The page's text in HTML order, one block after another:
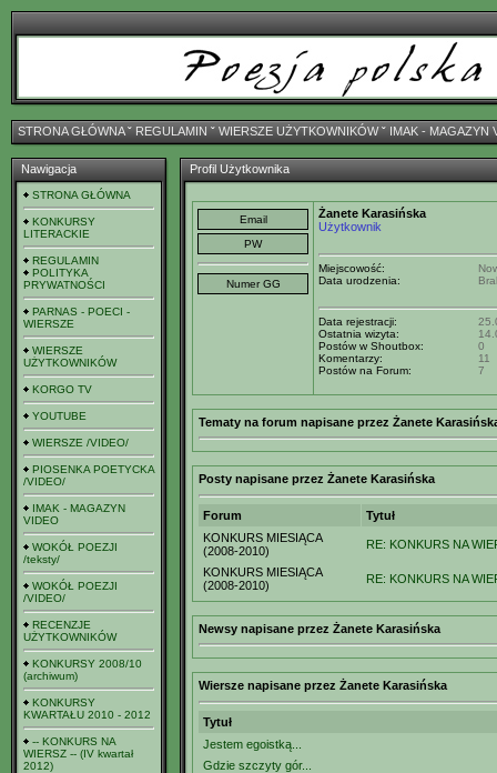
STRONA GŁÓWNAˇ REGULAMIN ˇ WIERSZE UŻYTKOWNIKÓWˇ IMAK - MAGAZYN
Nawigacja
STRONA GŁÓWNA
KONKURSY
LITERACKIE
REGULAMIN
POLITYKA
PRYWATNOŚCI
PARNAS - POECI -
WIERSZE
WIERSZE
UŻYTKOWNIKÓW
KORGO TV
YOUTUBE
WIERSZE /VIDEO/
PIOSENKA POETYCKA
/VIDEO/
IMAK - MAGAZYN
VIDEO
WOKÓŁ POEZJI
/teksty/
WOKÓŁ POEZJI
/VIDEO/
RECENZJE
UŻYTKOWNIKÓW
KONKURSY 2008/10
(archiwum)
KONKURSY
KWARTAŁU 2010 - 2012
-- KONKURS NA
WIERSZ -- (IV kwartał
2012)
Profil Użytkownika
Żanete Karasińska
Użytkownik
Miejscowość:
Data urodzenia:
Data rejestracji:
Ostatnia wizyta:
Postów w Shoutbox:
0
Komentarzy:
11
Postów na Forum:
7
Tematy na forum napisane przez Żanete
Posty napisane przez Żanete Karasińska
Forum
Tytuł
KONKURS MIESIĄCA
(2008-2010)
RE: KONKURS NA
KONKURS MIESIĄCA
(2008-2010)
RE: KONKURS NA
Newsy napisane przez Żanete Karasińska
Wiersze napisane przez Żanete Karasińska
Tytuł
Jestem egoistką...
Gdzie szczyty gór...